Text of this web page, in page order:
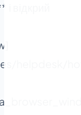
відкрий
helpdesk/